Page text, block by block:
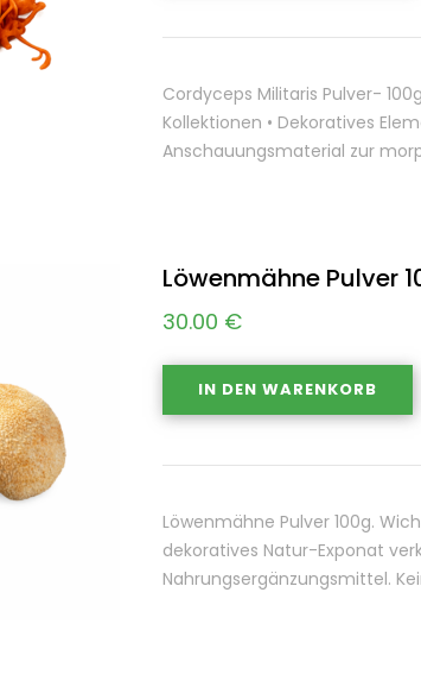
Cordyceps Militaris Pulver-
Kollektionen • Dekoratives
Anschauungsmaterial zur
Löwenmähne Pulver
30.00 €
IN DEN WARENKORB
Löwenmähne Pulver 100g.
dekoratives Natur-Exponat
Nahrungsergänzungsmittel.